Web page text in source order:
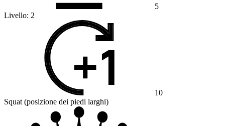
5
Livello: 2
10
Squat (posizione dei piedi larghi)